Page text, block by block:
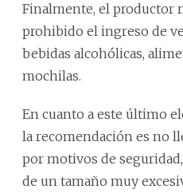
Finalmente, el productor
prohibido el ingreso de
bebidas alcohólicas,
mochilas.
En cuanto a este último
la recomendación es no
por motivos de
de un tamaño muy